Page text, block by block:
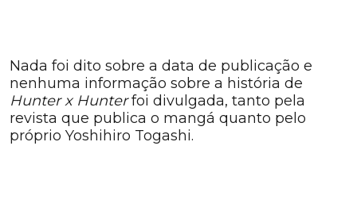
Nada foi dito sobre a data de publicação e
nenhuma informação sobre a história de
Hunter x Hunterfoi divulgada, tanto pela
revista que publica o mangá quanto pelo
próprio Yoshihiro Togashi.